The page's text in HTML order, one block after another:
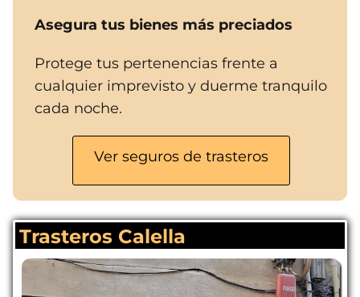
Asegura tus bienes más preciados
Protege tus pertenencias frente a
cualquier imprevisto y duerme tranquilo
cada noche.
Ver seguros de trasteros
Trasteros Calella